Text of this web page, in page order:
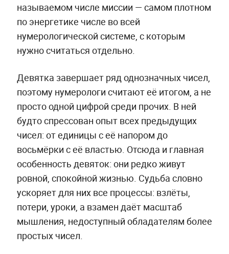
называемом числе миссии — самом плотном
по энергетике числе во всей
нумерологической системе, с которым
нужно считаться отдельно.
Девятка завершает ряд однозначных чисел,
поэтому нумерологи считают её итогом, а не
просто одной цифрой среди прочих. В ней
будто спрессован опыт всех предыдущих
чисел: от единицы с её напором до
восьмёрки с её властью. Отсюда и главная
особенность девяток: они редко живут
ровной, спокойной жизнью. Судьба словно
ускоряет для них все процессы: взлёты,
потери, уроки, а взамен даёт масштаб
мышления, недоступный обладателям более
простых чисел.